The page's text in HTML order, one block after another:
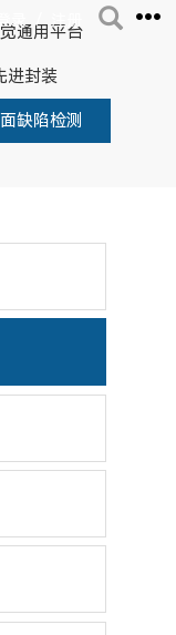
登录 / 注册
通用平台
进封装
缺陷检测